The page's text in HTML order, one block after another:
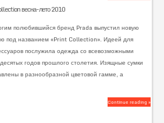
весна-лето 2010
полюбившийся бренд Prada выпустил новую
под названием «Print Collection». Идеей для
послужила одежда со всевозможными
годов прошлого столетия. Изящные сумки
в разнообразной цветовой гамме, а
Continue reading »